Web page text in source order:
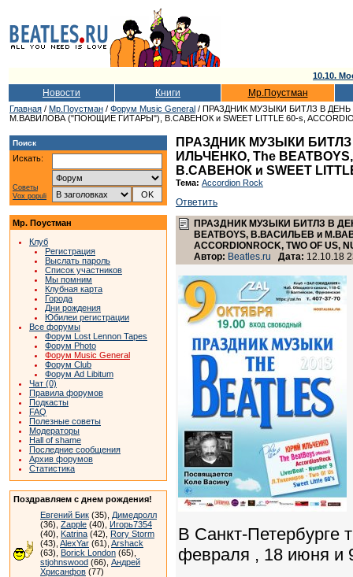
10.10.
Новости Книги Мр.Поустман
Главная / Мр.Поустман / Форум Music General / ПРАЗДНИК МУЗЫКИ БИТЛЗ В ДЕНЬ
М.ВАВИЛОВА ("ПОЮЩИЕ ГИТАРЫ"), В.САВЕНОК и SWEET LITTLE 60-s,
Поиск
Искать:
Советы
Vox populi
Мр. Поустман
Клуб
Регистрация
Выслать пароль
Список участников
Мы помним
Клубная карта
Города
Дни рождения
Юбилеи регистрации
Все форумы
Форум Lost Lennon Tapes
Форум Photo
Форум Music General
Форум Club
Форум Ad Libitum
Чат (0)
Правила форумов
Подкасты
FAQ
Полезные советы
Модераторы
Hall of shame
Последние сообщения
Архив форумов
Статистика
Поздравляем с днем рождения!
Евгений Бик (35), Димедролл
(36), Zapple (40), Игорь7354
(40), Katrina (42), Rory Storm
(43), AlexYar (61), Arshack
(63), Borick London (65),
stjohnswood (66), Андрей
Хрисанфов (77)
ПРАЗДНИК МУЗЫКИ
ИЛЬЧЕНКО, The
В.САВЕНОК и SWEET
Тема: Accordion Rock
Ответить
ПРАЗДНИК МУЗЫКИ БИТЛЗ В
BEATBOYS, В.ВАСИЛЬЕВ и
ACCORDIONROCK, TWO OF US,
Автор: Beatles.ru Дата: 12.10.18
В Санкт-Петербурге
февраля , 18 июня и